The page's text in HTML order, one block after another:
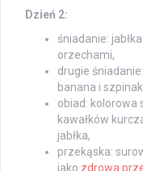
Dzień 2:
śniadanie:
orzechami,
drugie
banana i
obiad: kolorowa
kawałków
jabłka,
przekąska:
jako zdrowa